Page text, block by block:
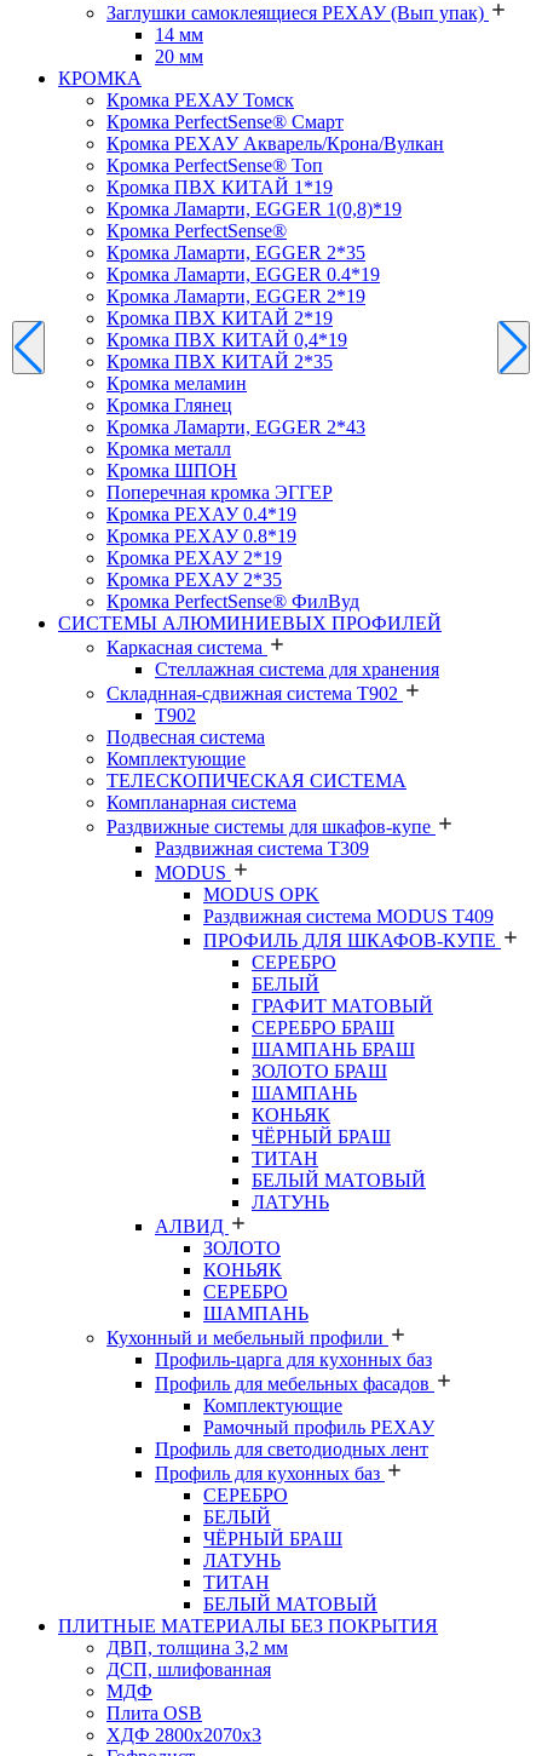
Заглушки самоклеящиеся РЕХАУ (Вып упак)
14 мм
20 мм
КРОМКА
Кромка PЕХАУ Томск
Кромка PerfectSense® Смарт
Кромка PЕХАУ Акварель/Крона/Вулкан
Кромка PerfectSense® Топ
Кромка ПВХ КИТАЙ 1*19
Кромка Ламарти, EGGER 1(0,8)*19
Кромка PerfectSense®
Кромка Ламарти, EGGER 2*35
Кромка Ламарти, EGGER 0.4*19
Кромка Ламарти, EGGER 2*19
Кромка ПВХ КИТАЙ 2*19
Кромка ПВХ КИТАЙ 0,4*19
Кромка ПВХ КИТАЙ 2*35
Кромка меламин
Кромка Глянец
Кромка Ламарти, EGGER 2*43
Кромка металл
Кромка ШПОН
Поперечная кромка ЭГГЕР
Кромка PЕХАУ 0.4*19
Кромка PЕХАУ 0.8*19
Кромка PЕХАУ 2*19
Кромка PЕХАУ 2*35
Кромка PerfectSense® ФилВуд
СИСТЕМЫ АЛЮМИНИЕВЫХ ПРОФИЛЕЙ
Каркасная система
Стеллажная система для хранения
Складнная-сдвижная система Т902
T902
Подвесная система
Комплектующие
ТЕЛЕСКОПИЧЕСКАЯ СИСТЕМА
Компланарная система
Раздвижные системы для шкафов-купе
Раздвижная система Т309
MODUS
MODUS OPK
Раздвижная система MODUS T409
ПРОФИЛЬ ДЛЯ ШКАФОВ-КУПЕ
СЕРЕБРО
БЕЛЫЙ
ГРАФИТ МАТОВЫЙ
СЕРЕБРО БРАШ
ШАМПАНЬ БРАШ
ЗОЛОТО БРАШ
ШАМПАНЬ
КОНЬЯК
ЧЁРНЫЙ БРАШ
ТИТАН
БЕЛЫЙ МАТОВЫЙ
ЛАТУНЬ
АЛВИД
ЗОЛОТО
КОНЬЯК
СЕРЕБРО
ШАМПАНЬ
Кухонный и мебельный профили
Профиль-царга для кухонных баз
Профиль для мебельных фасадов
Комплектующие
Рамочный профиль РЕХАУ
Профиль для светодиодных лент
Профиль для кухонных баз
СЕРЕБРО
БЕЛЫЙ
ЧЁРНЫЙ БРАШ
ЛАТУНЬ
ТИТАН
БЕЛЫЙ МАТОВЫЙ
ПЛИТНЫЕ МАТЕРИАЛЫ БЕЗ ПОКРЫТИЯ
ДВП, толщина 3,2 мм
ДСП, шлифованная
МДФ
Плита OSB
ХДФ 2800х2070х3